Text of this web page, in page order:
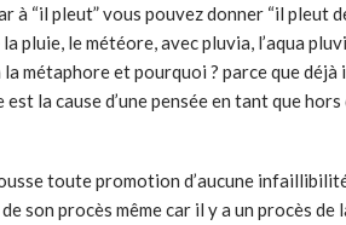
à “il pleut” vous pouvez donner “il pleut
pluie, le météore, avec pluvia, l’aqua
métaphore et pourquoi ? parce que
la cause d’une pensée en tant que
toute promotion d’aucune
son procès même car il y a un procès de